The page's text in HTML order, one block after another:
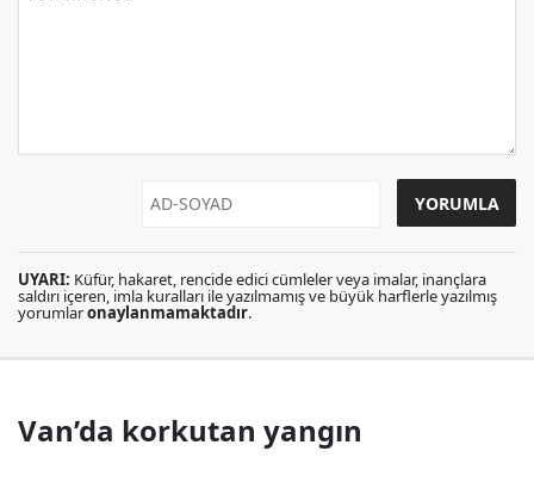
UYARI: Küfür, hakaret, rencide edici cümleler veya imalar, inançlara
saldırı içeren, imla kuralları ile yazılmamış ve büyük harflerle yazılmış
yorumlaronaylanmamaktadır.
Van’da korkutan yangın